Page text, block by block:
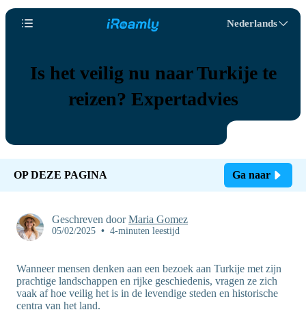
Nederlands
Is het veilig nu naar Turkije te
reizen? Expertadvies
OP DEZE PAGINA Ga naar
Geschreven doorMaria Gomez
05/02/2025 • 4-minuten leestijd
Wanneer mensen denken aan een bezoek aan Turkije met zijn
prachtige landschappen en rijke geschiedenis, vragen ze zich
vaak af hoe veilig het is in de levendige steden en historische
centra van het land.